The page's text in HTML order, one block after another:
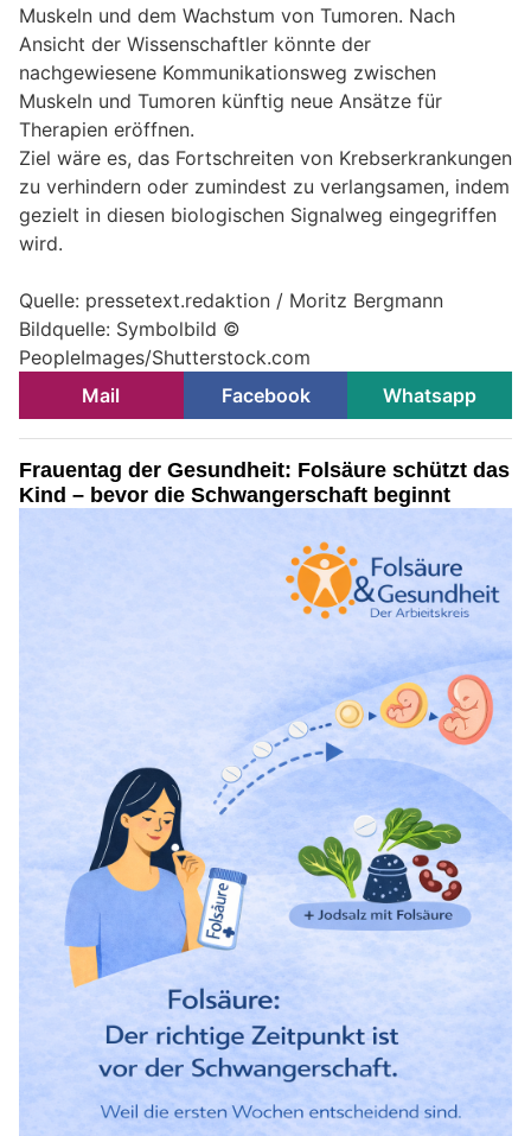
Muskeln und dem Wachstum von Tumoren. Nach
Ansicht der Wissenschaftler könnte der
nachgewiesene Kommunikationsweg zwischen
Muskeln und Tumoren künftig neue Ansätze für
Therapien eröffnen.
Ziel wäre es, das Fortschreiten von Krebserkrankungen
zu verhindern oder zumindest zu verlangsamen, indem
gezielt in diesen biologischen Signalweg eingegriffen
wird.
Quelle: pressetext.redaktion / Moritz Bergmann
Bildquelle: Symbolbild ©
PeopleImages/Shutterstock.com
Mail
Facebook Whatsapp
Frauentag der Gesundheit: Folsäure schützt das
Kind – bevor die Schwangerschaft beginnt